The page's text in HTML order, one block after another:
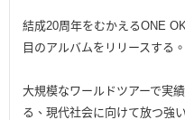
結成20周年をむかえるONE
目のアルバムをリリースする。
大規模なワールドツアーで実
る、現代社会に向けて放つ強